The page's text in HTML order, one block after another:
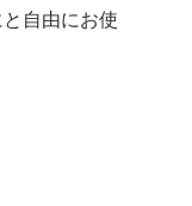
自由にお使